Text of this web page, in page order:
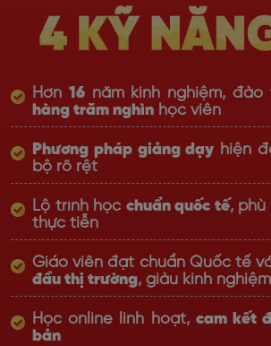
Hơn 16năm kinh nghiệm, đào
hàng trăm nghìn học viên
Phương pháp giảng dạy hiện
bộ rõ rệt
Lộ trình học chuẩn quốc tế, phù
thực tiễn
Giáo viên đạt chuẩn Quốc tế
đầu thị trường, giàu kinh nghiệm
Học online linh hoạt, cam kết
bản